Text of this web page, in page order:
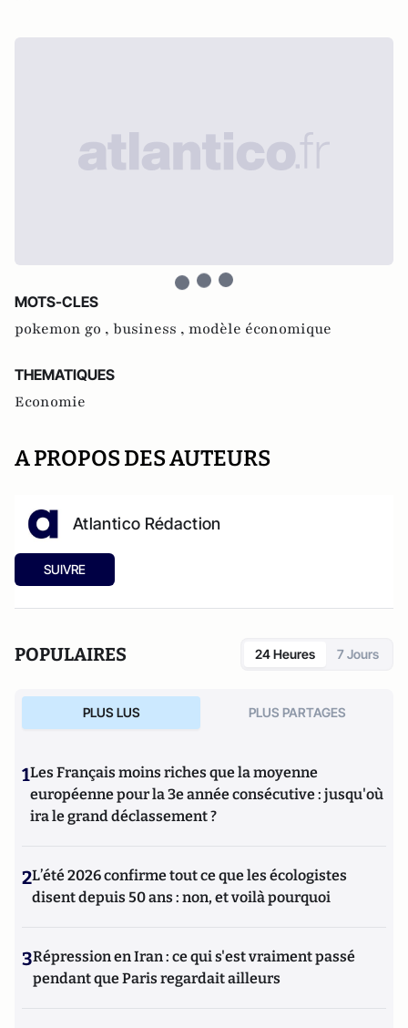
MOTS-CLES
pokemon go , business , modèle économique
THEMATIQUES
Economie
A PROPOS DES AUTEURS
Atlantico Rédaction
SUIVRE
POPULAIRES 24 Heures 7 Jours
PLUS LUS PLUS PARTAGES
1Les Français moins riches que la moyenne
européenne pour la 3e année consécutive : jusqu'où
ira le grand déclassement ?
2L’été 2026 confirme tout ce que les écologistes
disent depuis 50 ans : non, et voilà pourquoi
3Répression en Iran : ce qui s'est vraiment passé
pendant que Paris regardait ailleurs